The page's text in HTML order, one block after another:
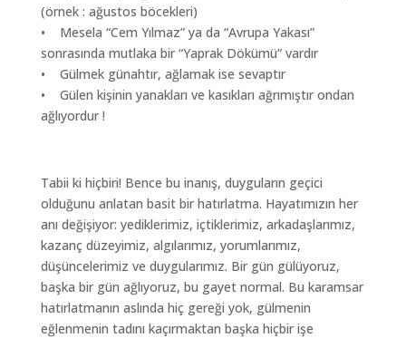
(örnek : ağustos böcekleri)
• Mesela “Cem Yılmaz” ya da “Avrupa Yakası”
sonrasında mutlaka bir “Yaprak Dökümü” vardır
• Gülmek günahtır, ağlamak ise sevaptır
• Gülen kişinin yanakları ve kasıkları ağrımıştır ondan
ağlıyordur !
Tabii ki hiçbiri! Bence bu inanış, duyguların geçici
olduğunu anlatan basit bir hatırlatma. Hayatımızın her
anı değişiyor: yediklerimiz, içtiklerimiz, arkadaşlarımız,
kazanç düzeyimiz, algılarımız, yorumlarımız,
düşüncelerimiz ve duygularımız. Bir gün gülüyoruz,
başka bir gün ağlıyoruz, bu gayet normal. Bu karamsar
hatırlatmanın aslında hiç gereği yok, gülmenin
eğlenmenin tadını kaçırmaktan başka hiçbir işe